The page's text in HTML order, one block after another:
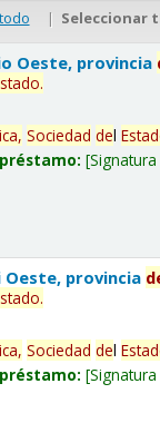
| Seleccionar
Oeste, provincia
.
Sociedad del
provincia
.
Sociedad del